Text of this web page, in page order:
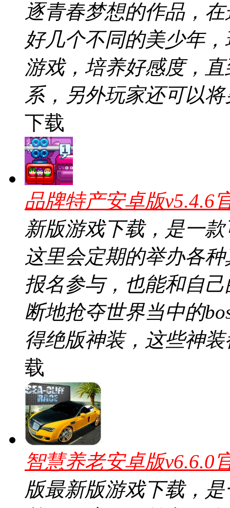
逐青春梦想的作品，
好几个不同的美少年
游戏，培养好感度，
系，另外玩家还可以
下载
品牌特产安卓版v5.4.6
新版游戏下载，是一
这里会定期的举办各
报名参与，也能和自
断地抢夺世界当中的
得绝版神装，这些神
载
智慧养老安卓版v6.6.0
版最新版游戏下载，